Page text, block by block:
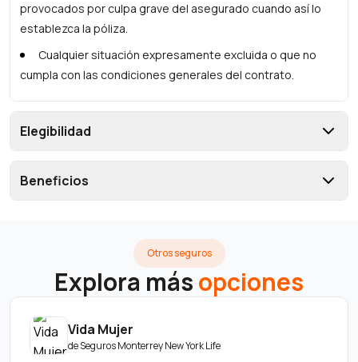
provocados por culpa grave del asegurado cuando así lo
establezca la póliza.
Cualquier situación expresamente excluida o que no
cumpla con las condiciones generales del contrato.
Elegibilidad
Beneficios
Otros seguros
Explora másopciones
Vida Mujer
deSeguros Monterrey New York Life